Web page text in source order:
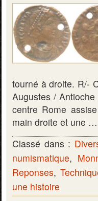
tourné à droite. R/-
Augustes /
centre Rome
main droite et une …
Classé dans :
numismatique,
Reponses,
une histoire